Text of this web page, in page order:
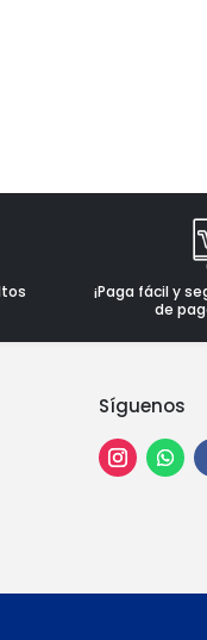
¡Paga fácil y
de
Síguenos